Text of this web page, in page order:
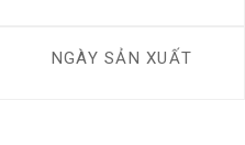
NGÀY SẢN XUẤT